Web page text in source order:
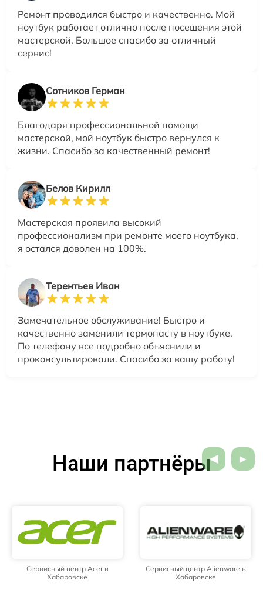
Ремонт проводился быстро и качественно. Мой
ноутбук работает отлично после посещения этой
мастерской. Большое спасибо за отличный
сервис!
Сотников Герман
Благодаря профессиональной помощи
мастерской, мой ноутбук быстро вернулся к
жизни. Спасибо за качественный ремонт!
Белов Кирилл
Мастерская проявила высокий
профессионализм при ремонте моего ноутбука,
я остался доволен на 100%.
Терентьев Иван
Замечательное обслуживание! Быстро и
качественно заменили термопасту в ноутбуке.
По телефону все подробно объяснили и
проконсультировали. Спасибо за вашу работу!
Наши партнёры
Сервисный центр Acer в
Хабаровске
Сервисный центр Alienware в
Хабаровске